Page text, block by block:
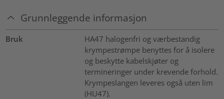
Grunnleggende informasjon
Bruk
HA47 halogenfri og værbestandig
krympestrømpe benyttes for å isolere
og beskytte kabelskjøter og
termineringer under krevende forhold.
Krympeslangen leveres også uten lim
(HU47).